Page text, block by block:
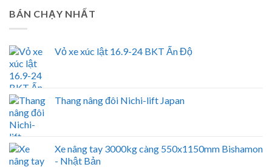
BÁN CHẠY NHẤT
Vỏ xe xúc lật 16.9-24 BKT Ấn Độ
Thang nâng đôi Nichi-lift Japan
Xe nâng tay 3000kg càng 550x1150mm Bishamon
- Nhật Bản